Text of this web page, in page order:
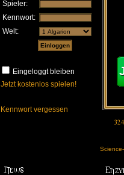
Spieler:
Kennwort:
Welt:
Eingeloggt bleiben
Jetzt kostenlos spielen!
Kennwort vergessen